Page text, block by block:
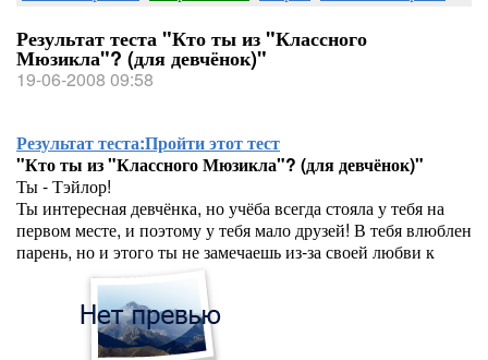
Результат теста "Кто ты из "Классного
Мюзикла"? (для девчёнок)"
19-06-2008 09:58
Результат теста:Пройти этот тест
"Кто ты из "Классного Мюзикла"? (для девчёнок)"
Ты - Тэйлор!
Ты интересная девчёнка, но учёба всегда стояла у тебя на
первом месте, и поэтому у тебя мало друзей! В тебя влюблен
парень, но и этого ты не замечаешь из-за своей любви к